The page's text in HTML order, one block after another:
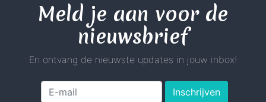
Meld je aan voor de
nieuwsbrief
En ontvang de nieuwste updates in jouw inbox!
Inschrijven